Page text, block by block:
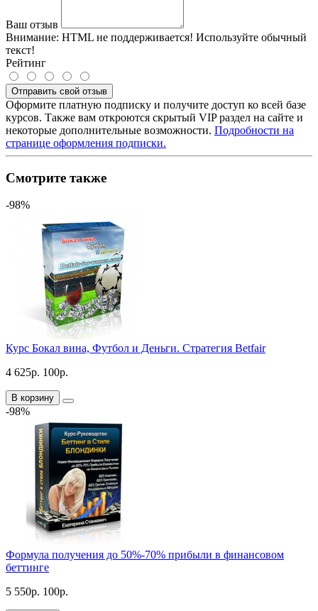
Ваш отзыв
Внимание: HTML не поддерживается! Используйте обычный
текст!
Рейтинг
Отправить свой отзыв
Оформите платную подписку и получите доступ ко всей базе
курсов. Также вам откроются скрытый VIP раздел на сайте и
некоторые дополнительные возможности. Подробности на
странице оформления подписки.
Смотрите также
-98%
Курс Бокал вина, Футбол и Деньги. Стратегия Betfair
4 625р. 100р.
В корзину
-98%
Формула получения до 50%-70% прибыли в финансовом
беттинге
5 550р. 100р.